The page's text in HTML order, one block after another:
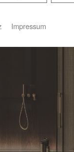
Impressum